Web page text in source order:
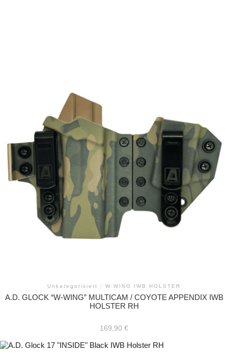
Unkategorisiert / W-WING IWB HOLSTER
A.D. GLOCK “W-WING” MULTICAM / COYOTE APPENDIX IWB
HOLSTER RH
169,90 €